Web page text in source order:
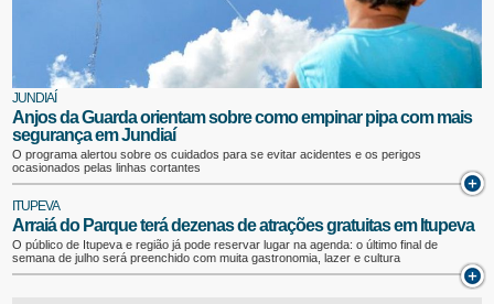
JUNDIAÍ
Anjos da Guarda orientam sobre como empinar pipa com mais
segurança em Jundiaí
O programa alertou sobre os cuidados para se evitar acidentes e os perigos
ocasionados pelas linhas cortantes
ITUPEVA
Arraiá do Parque terá dezenas de atrações gratuitas em Itupeva
O público de Itupeva e região já pode reservar lugar na agenda: o último final de
semana de julho será preenchido com muita gastronomia, lazer e cultura